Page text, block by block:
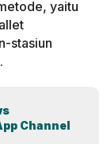
yaitu
stasiun
.
Channel